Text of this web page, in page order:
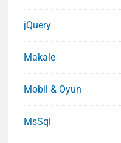
jQuery
Makale
Mobil & Oyun
MsSql